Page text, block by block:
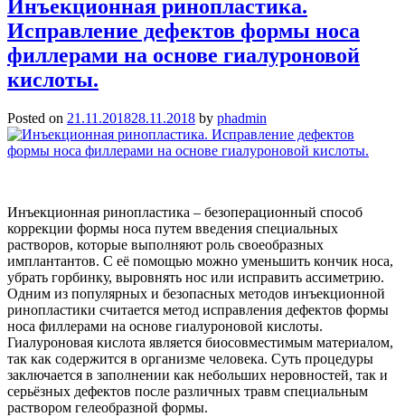
Инъекционная ринопластика.
Исправление дефектов формы носа
филлерами на основе гиалуроновой
кислоты.
Posted on 21.11.201828.11.2018 by phadmin
Инъекционная ринопластика – безоперационный способ
коррекции формы носа путем введения специальных
растворов, которые выполняют роль своеобразных
имплантантов. С её помощью можно уменьшить кончик носа,
убрать горбинку, выровнять нос или исправить ассиметрию.
Одним из популярных и безопасных методов инъекционной
ринопластики считается метод исправления дефектов формы
носа филлерами на основе гиалуроновой кислоты.
Гиалуроновая кислота является биосовместимым материалом,
так как содержится в организме человека. Суть процедуры
заключается в заполнении как небольших неровностей, так и
серьёзных дефектов после различных травм специальным
раствором гелеобразной формы.